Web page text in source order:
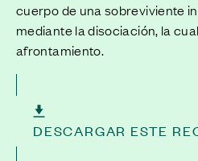
cuerpo de una sobreviviente
mediante la disociación, la
afrontamiento.
DESCARGAR ESTE